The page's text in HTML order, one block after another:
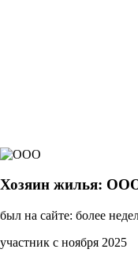
Хозяин жилья:
был на сайте: более
участник с ноября 2025